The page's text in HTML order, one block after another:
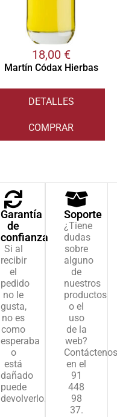
18,00 €
Martín Códax Hierbas
DETALLES
COMPRAR
Garantía
de
confianza
Si al
recibir
el
pedido
no le
gusta,
no es
como
esperaba
o
está
dañado
puede
devolverlo.
Soporte
¿Tiene
dudas
sobre
alguno
de
nuestros
productos
o el
uso
de la
web?
Contáctenos
en el
91
448
98
37.